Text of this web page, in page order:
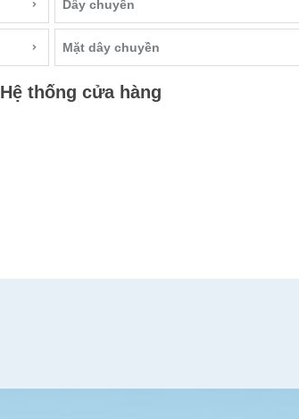
Dây chuyền
Mặt dây chuyền
Hệ thống cửa hàng